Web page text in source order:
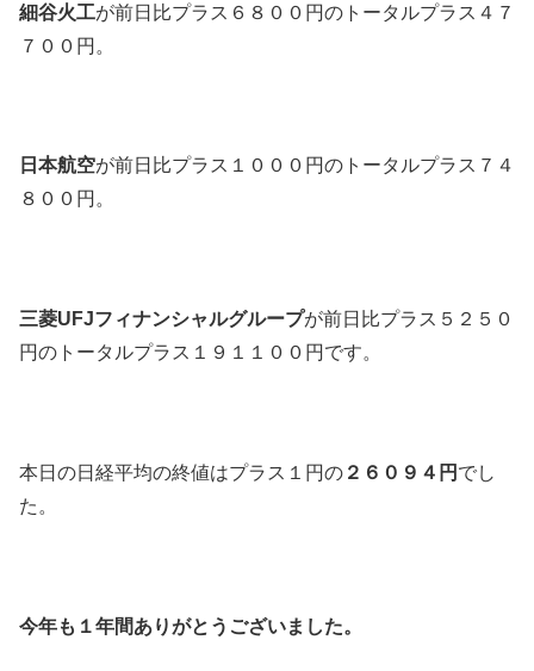
細谷火工が前日比プラス６８００円のトータルプラス４７
７００円。
日本航空が前日比プラス１０００円のトータルプラス７４
８００円。
三菱UFJフィナンシャルグループが前日比プラス５２５０
円のトータルプラス１９１１００円です。
本日の日経平均の終値はプラス１円の ２６０９４円 でし
た。
今年も１年間ありがとうございました。